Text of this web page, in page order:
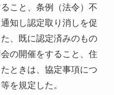
こと、条例（法令）不
知し認定取り消しを促
、既に認定済みのもの
の開催をすること、住
ときは、協定事項につ
を規定した。